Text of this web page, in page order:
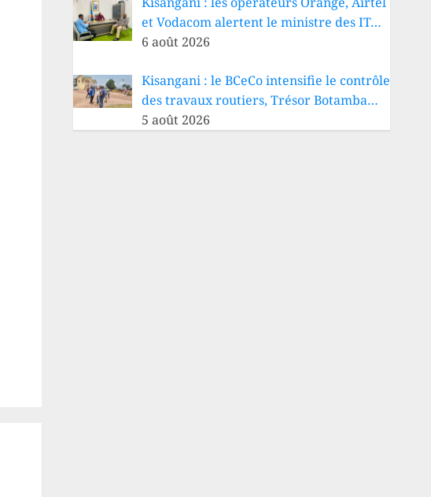
et Vodacom alertent le ministre des IT…
6 août 2026
Kisangani : le BCeCo intensifie le contrôle
des travaux routiers, Trésor Botamba…
5 août 2026